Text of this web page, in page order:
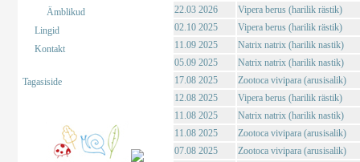
Ämblikud
Lingid
Kontakt
Tagasiside
22.03 2026
Vipera berus (harilik rästik)
02.10 2025
Vipera berus (harilik rästik)
11.09 2025
Natrix natrix (harilik nastik)
05.09 2025
Natrix natrix (harilik nastik)
17.08 2025
Zootoca vivipara (arusisalik)
12.08 2025
Vipera berus (harilik rästik)
11.08 2025
Natrix natrix (harilik nastik)
11.08 2025
Zootoca vivipara (arusisalik)
07.08 2025
Zootoca vivipara (arusisalik)